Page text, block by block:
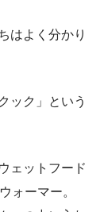
はよく分かり
ック」という
ェットフード
ォーマー。